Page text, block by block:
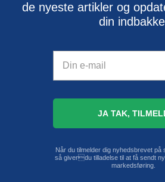
de nyeste artikler og
din
Når du tilmelder dig nyhedsbrevet på
så giverdu tilladelse til at få sendt
markedsføring.